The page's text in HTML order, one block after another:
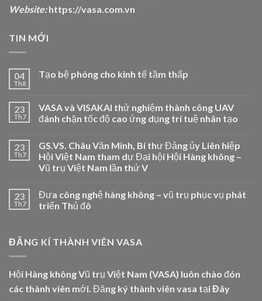
Website: https://vasa.com.vn
TIN MỚI
04
Th8
Tạo bệ phóng cho kinh tế tầm thấp
23
Th7
VASA và VISAKAI thử nghiệm thành công UAV
đánh chặn tốc độ cao ứng dụng trí tuệ nhân tạo
23
Th7
GS.VS. Châu Văn Minh, Bí thư Đảng ủy Liên hiệp
Hội Việt Nam tham dự Đại hội Hội Hàng không –
Vũ trụ Việt Nam lần thứ V
23
Th7
Đưa công nghệ hàng không – vũ trụ phục vụ phát
triển Thủ đô
ĐĂNG KÍ THÀNH VIÊN VASA
Hội Hàng không Vũ trụ Việt Nam (VASA) luôn chào đón
các thành viên mới. Đăng ký thành viên vasa tạiĐây